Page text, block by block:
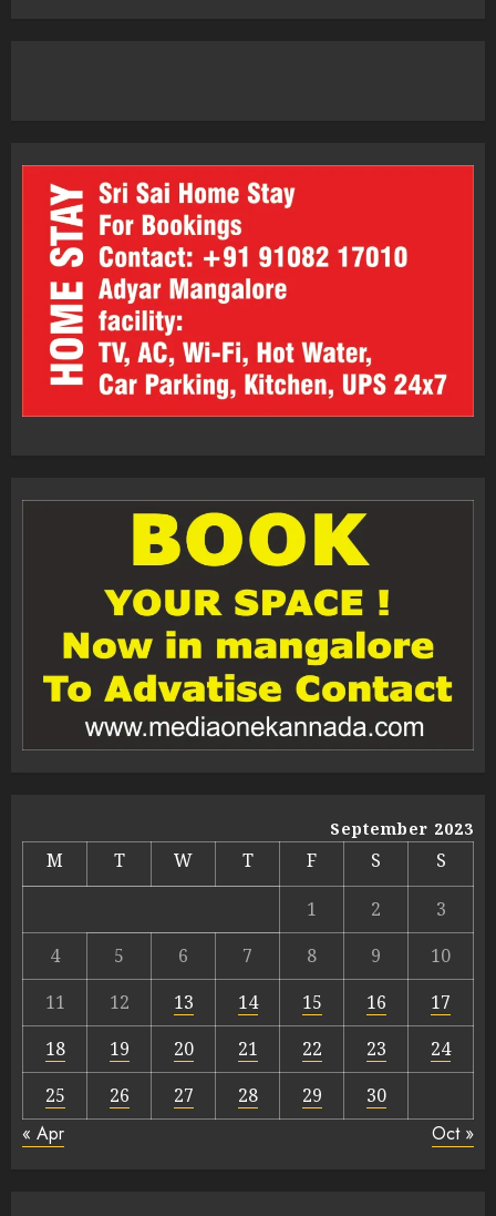
September 2023
M T W T F S
S
1
2
3
4
5 6 7 8 9
10
11
12 13 14 15 16
17
18
19 20 21 22 23
24
25
26 27 28 29 30
« Apr Oct »